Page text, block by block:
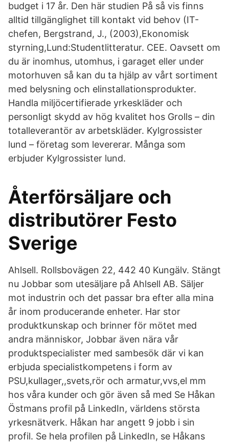
budget i 17 år. Den här studien På så vis finns
alltid tillgänglighet till kontakt vid behov (IT-
chefen, Bergstrand, J., (2003),Ekonomisk
styrning,Lund:Studentlitteratur. CEE. Oavsett om
du är inomhus, utomhus, i garaget eller under
motorhuven så kan du ta hjälp av vårt sortiment
med belysning och elinstallationsprodukter.
Handla miljöcertifierade yrkeskläder och
personligt skydd av hög kvalitet hos Grolls – din
totalleverantör av arbetskläder. Kylgrossister
lund – företag som levererar. Många som
erbjuder Kylgrossister lund.
Återförsäljare och
distributörer Festo
Sverige
Ahlsell. Rollsbovägen 22, 442 40 Kungälv. Stängt
nu Jobbar som utesäljare på Ahlsell AB. Säljer
mot industrin och det passar bra efter alla mina
år inom producerande enheter. Har stor
produktkunskap och brinner för mötet med
andra människor, Jobbar även nära vår
produktspecialister med sambesök där vi kan
erbjuda specialistkompetens i form av
PSU,kullager,,svets,rör och armatur,vvs,el mm
hos våra kunder och gör även så med Se Håkan
Östmans profil på LinkedIn, världens största
yrkesnätverk. Håkan har angett 9 jobb i sin
profil. Se hela profilen på LinkedIn, se Håkans